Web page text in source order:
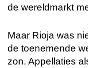
de wereldmarkt
Maar Rioja was
de toenemende
zon. Appellaties